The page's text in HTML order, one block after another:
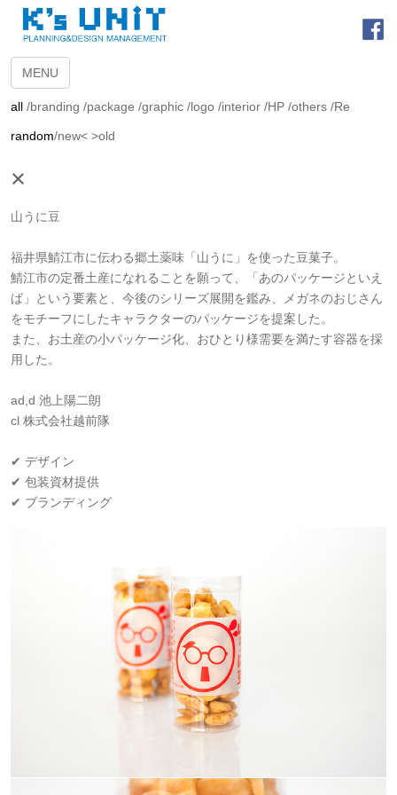
MENU
all /branding /package /graphic /logo /interior /HP /others /Re
random/new< >old
×
山うに豆
福井県鯖江市に伝わる郷土薬味「山うに」を使った豆菓子。
鯖江市の定番土産になれることを願って、「あのパッケージといえ
ば」という要素と、今後のシリーズ展開を鑑み、メガネのおじさん
をモチーフにしたキャラクターのパッケージを提案した。
また、お土産の小パッケージ化、おひとり様需要を満たす容器を採
用した。
ad,d 池上陽二朗
cl 株式会社越前隊
✔ デザイン
✔ 包装資材提供
✔ ブランディング